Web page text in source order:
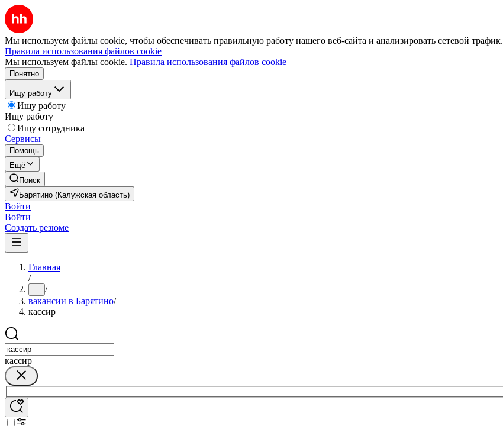
Мы используем файлы cookie, чтобы обеспечивать правильную работу нашего веб-сайта и анализировать сетевой трафик.
Правила использования файлов cookie
Мы используем файлы cookie. Правила использования файлов cookie
Понятно
Ищу работу
Ищу работу
Ищу работу
Ищу сотрудника
Сервисы
Помощь
Ещё
Поиск
Барятино (Калужская область)
Войти
Войти
Создать резюме
Главная
/
... /
вакансии в Барятино/
кассир
кассир